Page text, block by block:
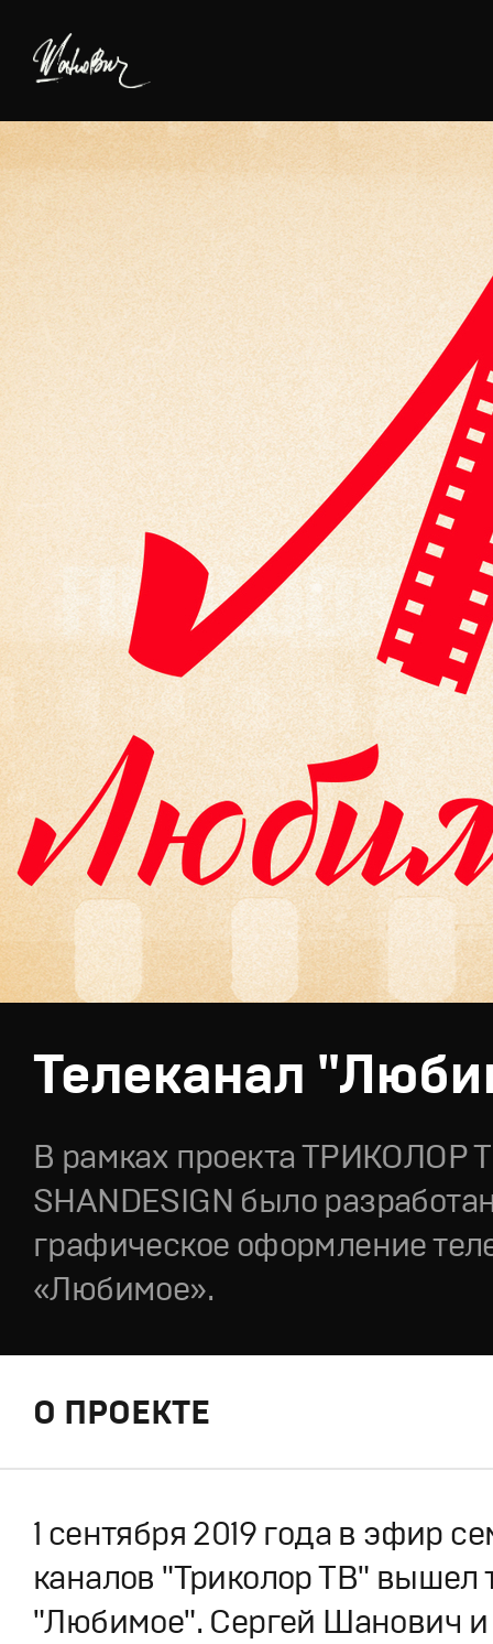
Телеканал
В рамках проекта ТРИКОЛОР
SHANDESIGN было
графическое оформление
«Любимое».
О ПРОЕКТЕ
1 сентября 2019 года в эфир
каналов "Триколор ТВ" вышел
"Любимое". Сергей Шанович и